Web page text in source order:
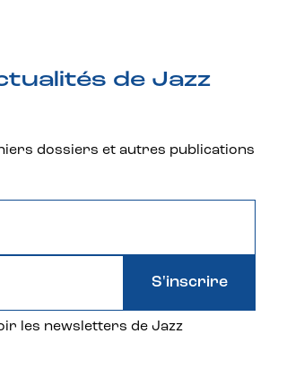
de Jazz
dossiers et autres publications
les newsletters de Jazz
S'inscrire